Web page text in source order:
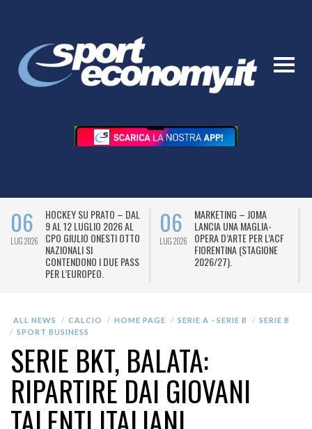
06
LUG 2026
HOCKEY SU PRATO – DAL
9 AL 12 LUGLIO 2026 AL
CPO GIULIO ONESTI OTTO
NAZIONALI SI
CONTENDONO I DUE PASS
PER L’EUROPEO.
06
LUG 2026
MARKETING – JOMA
LANCIA UNA MAGLIA-
OPERA D’ARTE PER L’ACF
FIORENTINA (STAGIONE
2026/27).
ALL NEWS CALCIO HOME PAGE SERIE A - SERIE B
SERIE B
SPORT BUSINESS
SERIE BKT, BALATA:
RIPARTIRE DAI GIOVANI